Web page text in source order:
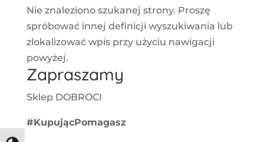
Nie znaleziono szukanej strony. Proszę
spróbować innej definicji wyszukiwania lub
zlokalizować wpis przy użyciu nawigacji
powyżej.
Zapraszamy
Sklep DOBROCI
#KupującPomagasz